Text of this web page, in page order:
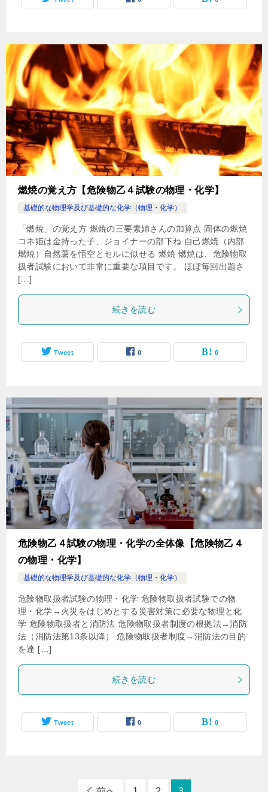
燃焼の覚え方【危険物乙４試験の物理・化学】
基礎的な物理学及び基礎的な化学（物理・化学）
「燃焼」の覚え方 燃焼の三要素姉さんの加算点 固体の燃焼
コネ姫は金持った子、ジョイナーの部下ね 自己燃焼（内部
燃焼）自然薯を悟空とセルに似せる 燃焼 燃焼は、危険物取
扱者試験において非常に重要な項目です。 ほぼ毎回出題さ
[…]
続きを読む
Tweet 0 0
危険物乙４試験の物理・化学の全体像【危険物乙４
の物理・化学】
基礎的な物理学及び基礎的な化学（物理・化学）
危険物取扱者試験の物理・化学 危険物取扱者試験での物
理・化学→火災をはじめとする災害対策に必要な物理と化
学 危険物取扱者と消防法 危険物取扱者制度の根拠法→消防
法（消防法第13条以降） 危険物取扱者制度→消防法の目的
を達 […]
続きを読む
Tweet 0 0